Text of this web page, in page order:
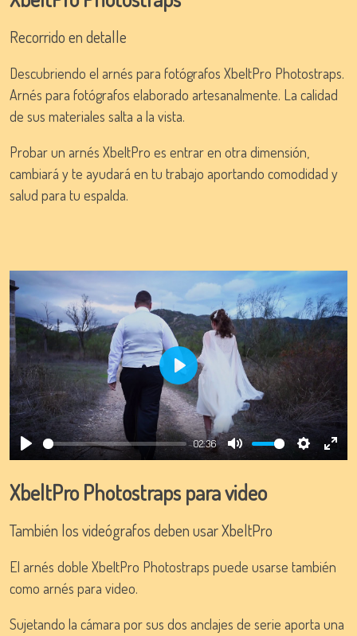
Recorrido en detalle
Descubriendo el arnés para fotógrafos XbeltPro Photostraps.
Arnés para fotógrafos elaborado artesanalmente. La calidad
de sus materiales salta a la vista.
Probar un arnés XbeltPro es entrar en otra dimensión,
cambiará y te ayudará en tu trabajo aportando comodidad y
salud para tu espalda.
Play
02:36
Mute Settings
Play
XbeltPro Photostraps para video
También los videógrafos deben usar XbeltPro
El arnés doble XbeltPro Photostraps puede usarse también
como arnés para video.
Sujetando la cámara por sus dos anclajes de serie aporta una